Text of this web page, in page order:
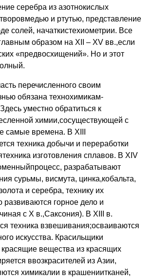
серебра из азотнокислых
и ртутью, представление
солей, начаткистехиометрии. Все
образом на XII – XV вв.,если
«предвосхищений». Но и этот
перечисленного своим
обязана технохимикам-
уместно обратиться к
химии,сосуществующей с
самые времена. В XIII
техника добычи и переработки
изготовления сплавов. В XIV
разрабатывают
сурьмы, висмута, цинка,кобальта,
и серебра, технику их
развиваются горное дело и
с Х в.,Саксония). В XIII в.
техника взвешивания;осваиваются
искусства. Красильщики
красящие вещества из красящих
ввозкрасителей из Азии,
химикалии в крашениитканей,